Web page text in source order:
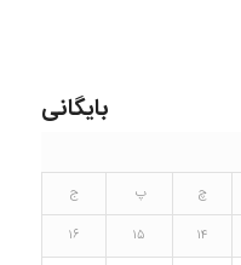
بایگانی
چ پ
ج
۱۴ ۱۵
۱۶